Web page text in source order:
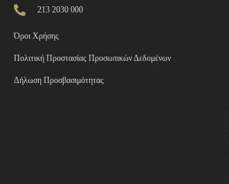
213 2030 000
Όροι Χρήσης
Πολιτική Προστασίας Προσωπικών Δεδομένων
Δήλωση Προσβασιμότητας